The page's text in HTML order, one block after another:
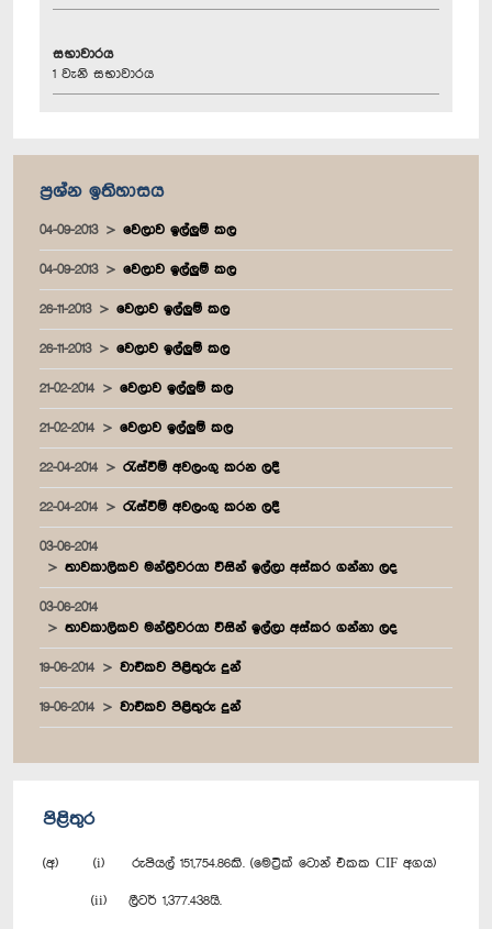
සභාවාරය
1 වැනි සභාවාරය
ප්‍රශ්න ඉතිහාසය
04-09-2013 වෙලාව ඉල්ලුම් කල
04-09-2013 වෙලාව ඉල්ලුම් කල
26-11-2013 වෙලාව ඉල්ලුම් කල
26-11-2013 වෙලාව ඉල්ලුම් කල
21-02-2014 වෙලාව ඉල්ලුම් කල
21-02-2014 වෙලාව ඉල්ලුම් කල
22-04-2014 රැස්වීම් අවලංගු කරන ලදී
22-04-2014 රැස්වීම් අවලංගු කරන ලදී
03-06-2014
තාවකාලිකව මන්ත්‍රීවරයා විසින් ඉල්ලා අස්කර ගන්නා ලද
03-06-2014
තාවකාලිකව මන්ත්‍රීවරයා විසින් ඉල්ලා අස්කර ගන්නා ලද
19-06-2014 වාචිකව පිළිතුරු දුන්
19-06-2014 වාචිකව පිළිතුරු දුන්
පිළිතුර
(අ) (i) රුපියල් 151,754.86කි. (මෙට්‍රික් ටොන් එකක CIF අගය)
(ii) ලීටර් 1,377.438යි.